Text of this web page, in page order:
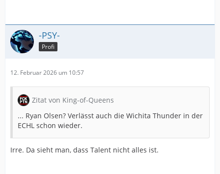
-PSY-
Profi
12. Februar 2026 um 10:57
Zitat von King-of-Queens
... Ryan Olsen? Verlässt auch die Wichita Thunder in der
ECHL schon wieder.
Irre. Da sieht man, dass Talent nicht alles ist.